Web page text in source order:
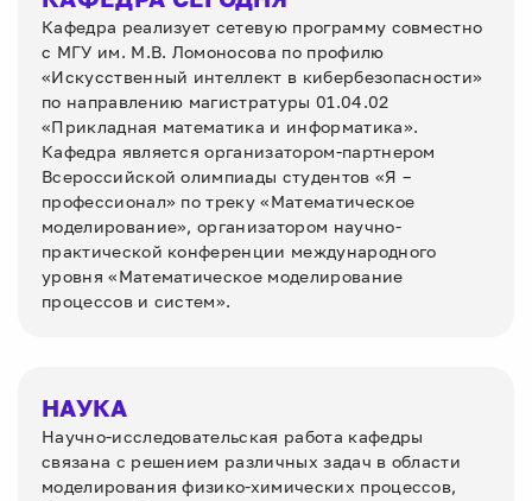
Кафедра реализует сетевую программу совместно
с МГУ им. М.В. Ломоносова по профилю
«Искусственный интеллект в кибербезопасности»
по направлению магистратуры 01.04.02
«Прикладная математика и информатика».
Кафедра является организатором-партнером
Всероссийской олимпиады студентов «Я –
профессионал» по треку «Математическое
моделирование», организатором научно-
практической конференции международного
уровня «Математическое моделирование
процессов и систем».
НАУКА
Научно-исследовательская работа кафедры
связана с решением различных задач в области
моделирования физико-химических процессов,